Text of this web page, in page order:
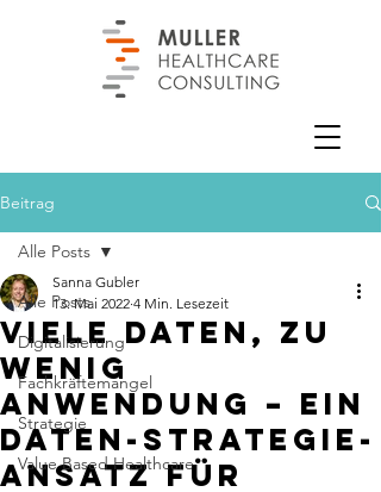
Beitrag
Alle Posts
Digitalisierung
Fachkräftemangel
Strategie
Value Based Healthcare
Alle Posts
Viele Daten, zu
wenig
Anwendung – ein
Daten-Strategie-
Ansatz für
Sanna Gubler
13. Mai 2022 4 Min. Lesezeit